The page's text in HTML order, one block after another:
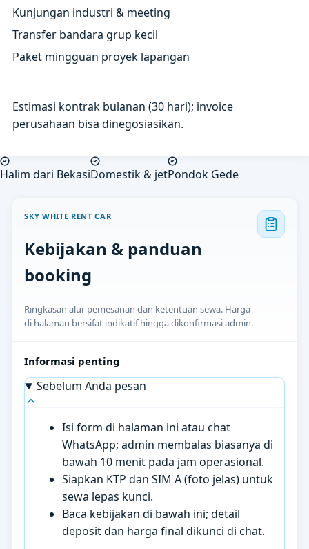
Kunjungan industri & meeting
Transfer bandara grup kecil
Paket mingguan proyek lapangan
Estimasi kontrak bulanan (30 hari); invoice
perusahaan bisa dinegosiasikan.
Halim dari BekasiDomestik & jetPondok Gede
SKY WHITE RENT CAR
Kebijakan & panduan
booking
Ringkasan alur pemesanan dan ketentuan sewa. Harga
di halaman bersifat indikatif hingga dikonfirmasi admin.
Informasi penting
Sebelum Anda pesan
Isi form di halaman ini atau chat
WhatsApp; admin membalas biasanya di
bawah 10 menit pada jam operasional.
Siapkan KTP dan SIM A (foto jelas) untuk
sewa lepas kunci.
Baca kebijakan di bawah ini; detail
deposit dan harga final dikunci di chat.